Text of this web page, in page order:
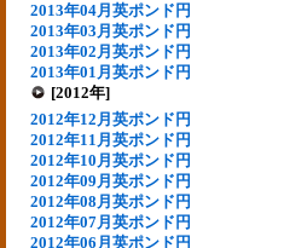
2013年04月英ポンド円
2013年03月英ポンド円
2013年02月英ポンド円
2013年01月英ポンド円
[2012年]
2012年12月英ポンド円
2012年11月英ポンド円
2012年10月英ポンド円
2012年09月英ポンド円
2012年08月英ポンド円
2012年07月英ポンド円
2012年06月英ポンド円